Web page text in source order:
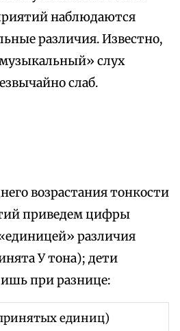
наблюдаются
различия. Известно,
слух
слаб.
возрастания тонкости
приведем цифры
различия
У тона); дети
при разнице:
единиц)